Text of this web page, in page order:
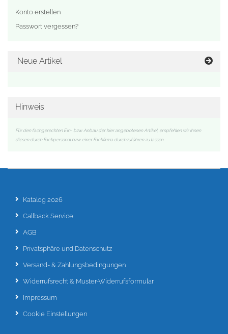
Konto erstellen
Passwort vergessen?
Neue Artikel
Hinweis
Für den fachgerechten Ein- bzw. Anbau der hier angebotenen Artikel, empfehlen wir Ihnen
diesen durch Fachpersonal bzw. einer Fachfirma durchzuführen zu lassen.
Katalog 2026
Callback Service
AGB
Privatsphäre und Datenschutz
Versand- & Zahlungsbedingungen
Widerrufsrecht & Muster-Widerrufsformular
Impressum
Cookie Einstellungen